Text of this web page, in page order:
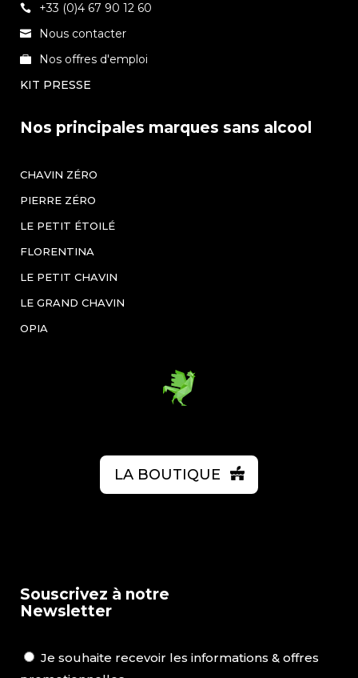
+33 (0)4 67 90 12 60
Nous contacter
Nos offres d'emploi
KIT PRESSE
Nos principales marques sans alcool
CHAVIN ZÉRO
PIERRE ZÉRO
LE PETIT ÉTOILÉ
FLORENTINA
LE PETIT CHAVIN
LE GRAND CHAVIN
OPIA
LA BOUTIQUE
Souscrivez à notre
Newsletter
Je souhaite recevoir les informations & offres